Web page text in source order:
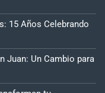
15 Años Celebrando
Juan: Un Cambio para